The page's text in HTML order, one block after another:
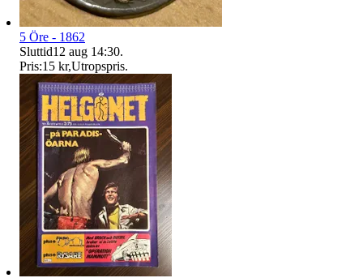
5 Öre - 1862
Sluttid12 aug 14:30.
Pris:15 kr,Utropspris.